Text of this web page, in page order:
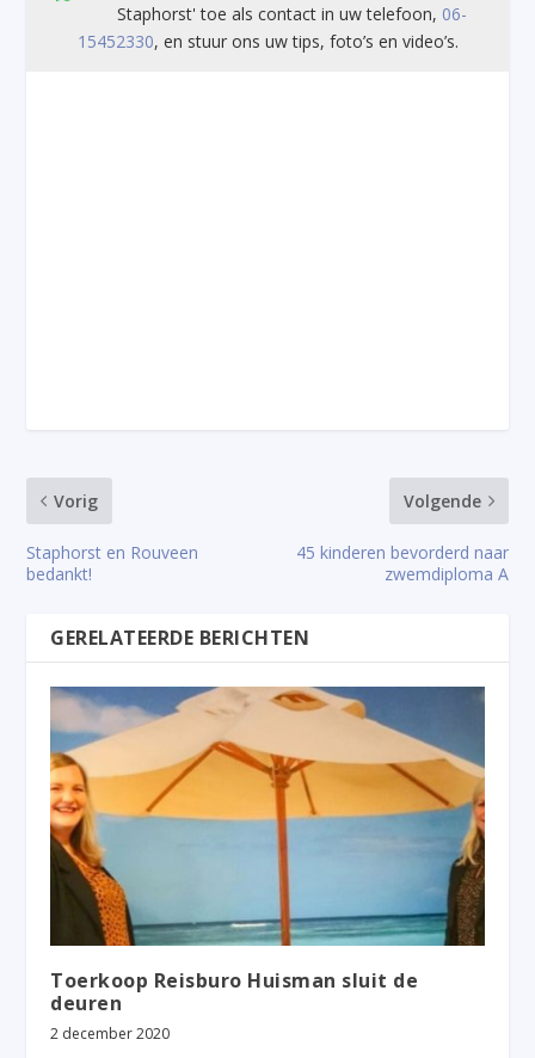
Staphorst' toe als contact in uw telefoon, 06-
15452330, en stuur ons uw tips, foto’s en video’s.
Vorig
Staphorst en Rouveen
bedankt!
Volgende
45 kinderen bevorderd naar
zwemdiploma A
GERELATEERDE BERICHTEN
Toerkoop Reisburo Huisman sluit de
deuren
2 december 2020